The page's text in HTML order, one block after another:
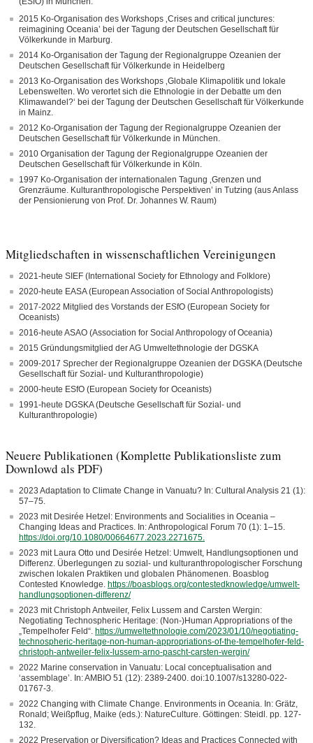
2015 Ko-Organisation des Workshops ‚Crises and critical junctures:
reimagining Oceania’ bei der Tagung der Deutschen Gesellschaft für
Völkerkunde in Marburg.
2014 Ko-Organisation der Tagung der Regionalgruppe Ozeanien der
Deutschen Gesellschaft für Völkerkunde in Heidelberg
2013 Ko-Organisation des Workshops ‚Globale Klimapolitik und lokale
Lebenswelten. Wo verortet sich die Ethnologie in der Debatte um den
Klimawandel?‘ bei der Tagung der Deutschen Gesellschaft für Völkerkunde
in Mainz.
2012 Ko-Organisation der Tagung der Regionalgruppe Ozeanien der
Deutschen Gesellschaft für Völkerkunde in München.
2010 Organisation der Tagung der Regionalgruppe Ozeanien der
Deutschen Gesellschaft für Völkerkunde in Köln.
1997 Ko-Organisation der internationalen Tagung ‚Grenzen und
Grenzräume. Kulturanthropologische Perspektiven’ in Tutzing (aus Anlass
der Pensionierung von Prof. Dr. Johannes W. Raum)
Mitgliedschaften in wissenschaftlichen Vereinigungen
2021-heute SIEF (International Society for Ethnology and Folklore)
2020-heute EASA (European Association of Social Anthropologists)
2017-2022 Mitglied des Vorstands der ESfO (European Society for
Oceanists)
2016-heute ASAO (Association for Social Anthropology of Oceania)
2015 Gründungsmitglied der AG Umweltethnologie der DGSKA
2009-2017 Sprecher der Regionalgruppe Ozeanien der DGSKA (Deutsche
Gesellschaft für Sozial- und Kulturanthropologie)
2000-heute ESfO (European Society for Oceanists)
1991-heute DGSKA (Deutsche Gesellschaft für Sozial- und
Kulturanthropologie)
Neuere Publikationen (Komplette Publikationsliste zum
Downlowd als PDF)
2023 Adaptation to Climate Change in Vanuatu? In: Cultural Analysis 21 (1):
57–75.
2023 mit Desirée Hetzel: Environments and Socialities in Oceania –
Changing Ideas and Practices. In: Anthropological Forum 70 (1): 1–15.
https://doi.org/10.1080/00664677.2023.2271675.
2023 mit Laura Otto und Desirée Hetzel: Umwelt, Handlungsoptionen und
Differenz. Überlegungen zu sozial- und kulturanthropologischer Forschung
zwischen lokalen Praktiken und globalen Phänomenen. Boasblog
Contested Knowledge. https://boasblogs.org/contestedknowledge/umwelt-
handlungsoptionen-differenz/
2023 mit Christoph Antweiler, Felix Lussem and Carsten Wergin:
Negotiating Technospheric Heritage: (Non-)Human Appropriations of the
„Tempelhofer Feld“. https://umweltethnologie.com/2023/01/10/negotiating-
technospheric-heritage-non-human-appropriations-of-the-tempelhofer-feld-
christoph-antweiler-felix-lussem-arno-pascht-carsten-wergin/
2022 Marine conservation in Vanuatu: Local conceptualisation and
‘assemblage’. In: AMBIO 51 (12): 2389-2400. doi:10.1007/s13280-022-
01767-3.
2022 Changing with Climate Change. Environments in Oceania. In: Grätz,
Ronald; Weißpflug, Maike (eds.): NatureCulture. Göttingen: Steidl. pp. 127-
132.
2022 Preservation or Diversification? Ideas and Practices Connected with